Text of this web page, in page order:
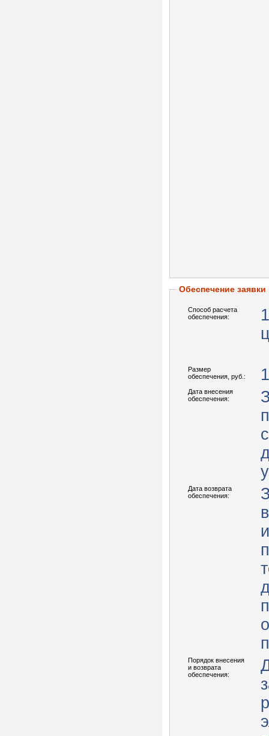
Обеспечение заявки
Способ расчета
обеспечения:
Размер
обеспечения, руб.:
Дата внесения
обеспечения:
Дата возврата
обеспечения:
Порядок внесения
и возврата
обеспечения: